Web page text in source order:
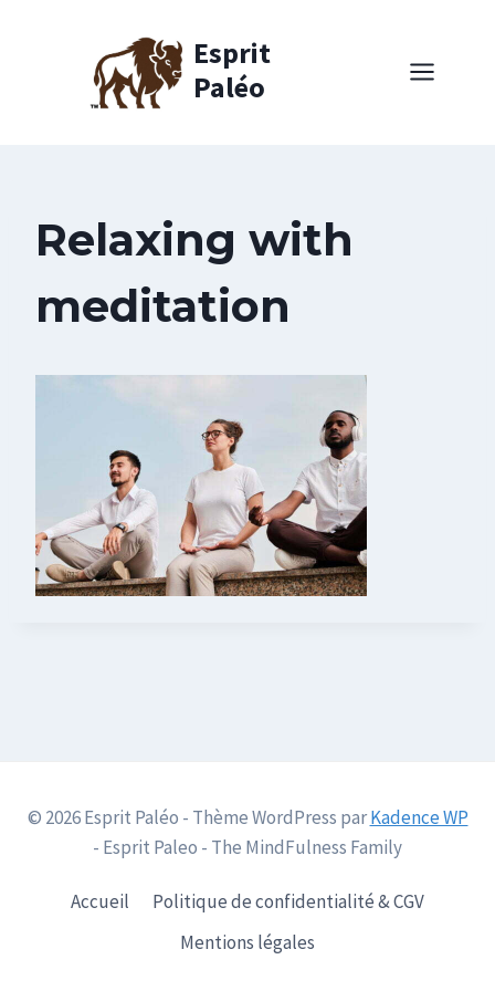
Esprit
Paléo
Relaxing with
meditation
© 2026 Esprit Paléo - Thème WordPress parKadence WP
- Esprit Paleo - The MindFulness Family
Accueil
Politique de confidentialité & CGV
Mentions légales